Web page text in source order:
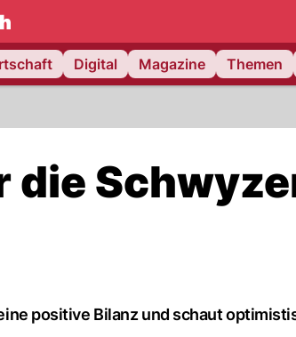
Digital Magazine Themen
die
positive Bilanz und schaut